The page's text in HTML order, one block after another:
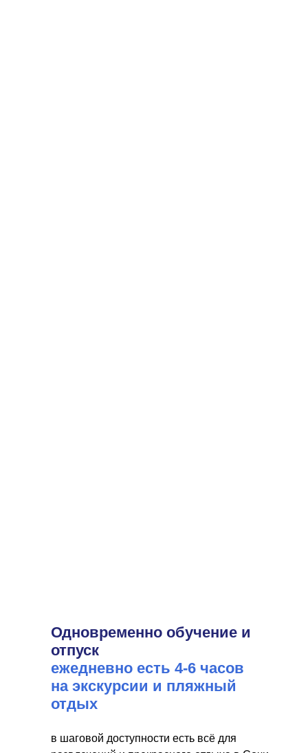
Одновременно обучение и
отпуск
ежедневно есть 4-6 часов
на экскурсии и пляжный
отдых
в шаговой доступности есть всё для